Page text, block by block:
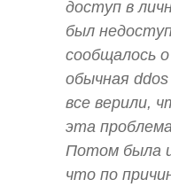
доступ в
был
сообщалось
обычная
все верили,
эта
Потом была
что по